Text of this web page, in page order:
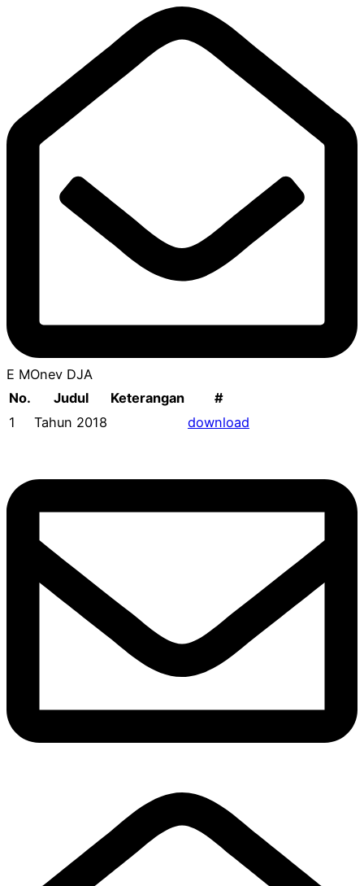
E MOnev DJA
No.
Judul Keterangan
#
1
Tahun 2018 download